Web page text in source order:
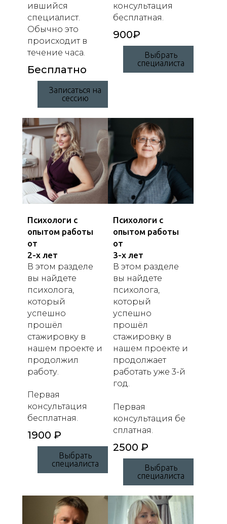
ившийся
специалист.
Обычно это
происходит в
течение часа.
Бесплатно
Записаться на
сессию
консультация
бесплатная.
900₽
Выбрать
специалиста
Психологи с
опытом работы
от
2-х лет
В этом разделе
вы найдете
психолога,
который
успешно
прошёл
стажировку в
нашем проекте и
продолжил
работу.
Первая
консультация
бесплатная.
1900 ₽
Выбрать
специалиста
Психологи с
опытом работы
от
3-х лет
В этом разделе
вы найдете
психолога,
который
успешно
прошёл
стажировку в
нашем проекте и
продолжает
работать уже 3-й
год.
Первая
консультация бе
сплатная.
2500 ₽
Выбрать
специалиста